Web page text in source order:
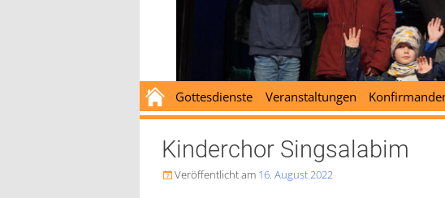
Gottesdienste Veranstaltungen
Kinderchor Singsalabim
Veröffentlicht am 16. August 2022